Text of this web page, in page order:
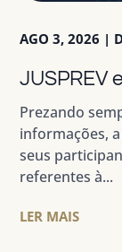
JUSPREV
AGO 3, 2026 |
Prezando
informações, a
seus
referentes à...
LER MAIS